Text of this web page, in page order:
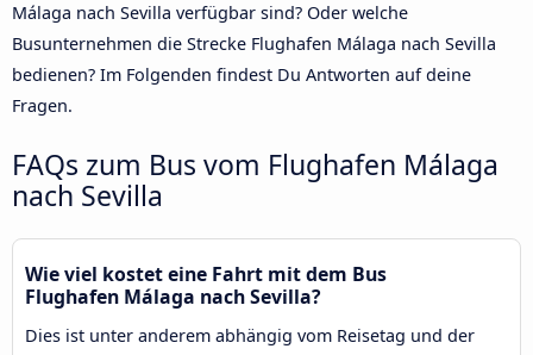
Málaga nach Sevilla verfügbar sind? Oder welche
Busunternehmen die Strecke Flughafen Málaga nach Sevilla
bedienen? Im Folgenden findest Du Antworten auf deine
Fragen.
FAQs zum Bus vom Flughafen Málaga
nach Sevilla
Wie viel kostet eine Fahrt mit dem Bus
Flughafen Málaga nach Sevilla?
Dies ist unter anderem abhängig vom Reisetag und der